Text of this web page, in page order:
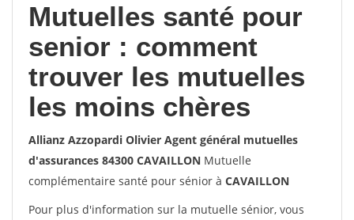
Mutuelles santé pour
senior : comment
trouver les mutuelles
les moins chères
Allianz Azzopardi Olivier Agent général mutuelles
d'assurances 84300 CAVAILLON Mutuelle
complémentaire santé pour sénior à CAVAILLON
Pour plus d'information sur la mutuelle sénior, vous